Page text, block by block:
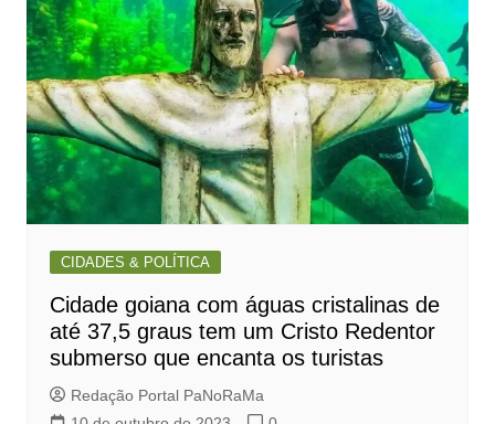
CIDADES & POLÍTICA
Cidade goiana com águas cristalinas de
até 37,5 graus tem um Cristo Redentor
submerso que encanta os turistas
Redação Portal PaNoRaMa